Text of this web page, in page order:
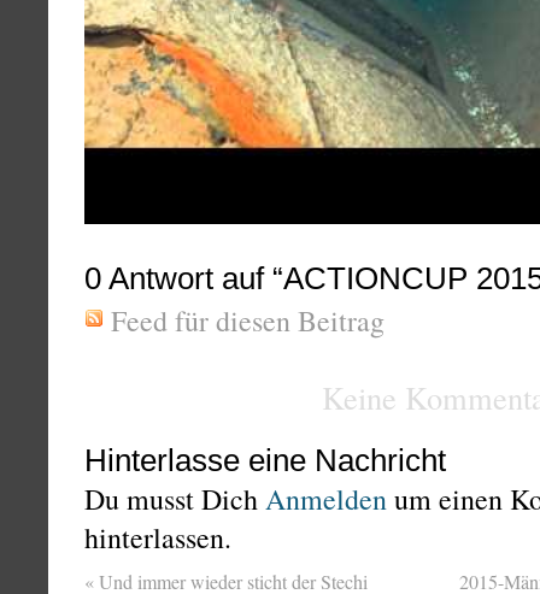
0 Antwort auf “ACTIONCUP
Feed für diesen Beitrag
Keine
Hinterlasse eine Nachricht
Du musst DichAnmeldenum einen
hinterlassen.
«Und immer wieder sticht der Stechi 2015-